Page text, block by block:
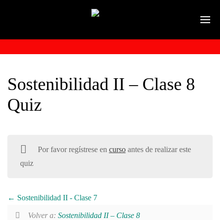
Sostenibilidad II – Clase 8
Quiz
Por favor regístrese en cursoantes de realizar este
quiz
Sostenibilidad II - Clase 7
Volver a: Sostenibilidad II – Clase 8